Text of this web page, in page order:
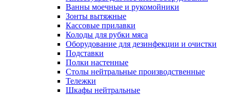
Ванны моечные и рукомойники
Зонты вытяжные
Кассовые прилавки
Колоды для рубки мяса
Оборудование для дезинфекции и очистки
Подставки
Полки настенные
Столы нейтральные производственные
Тележки
Шкафы нейтральные